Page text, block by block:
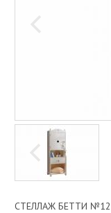
СТЕЛЛАЖ БЕТТИ №12